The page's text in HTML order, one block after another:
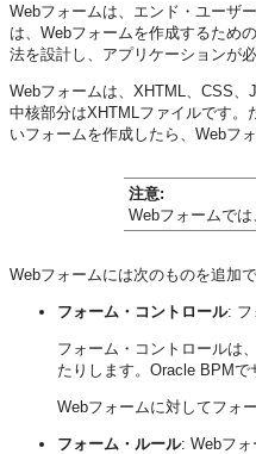
Webフォームは、エンド・ユーザ
は、Webフォームを作成するため
法を設計し、アプリケーションが
Webフォームは、XHTML、CSS
中核部分はXHTMLファイルです。
いフォームを作成したら、Webフ
注意:
Webフォームで
Webフォームには次のものを追加で
フォーム・コントロール: フ
フォーム・コントロールは
たりします。Oracle BPM
Webフォームに対してフォ
フォーム・ルール: Webフ